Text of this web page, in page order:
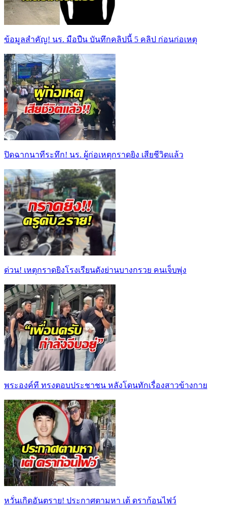
ข้อมูลสำคัญ! นร. มือปืน บันทึกคลิปนี้ 5 คลิป ก่อนก่อเหตุ
ปิดฉากนาทีระทึก! นร. ผู้ก่อเหตุกราดยิง เสียชีวิตแล้ว
ด่วน! เหตุกราดยิงโรงเรียนดังย่านบางกรวย คนเจ็บพุ่ง
พระองค์ที ทรงตอบประชาชน หลังโดนทักเรื่องสาวข้างกาย
หวั่นเกิดอันตราย! ประกาศตามหา เต้ ดราก้อนไฟว์